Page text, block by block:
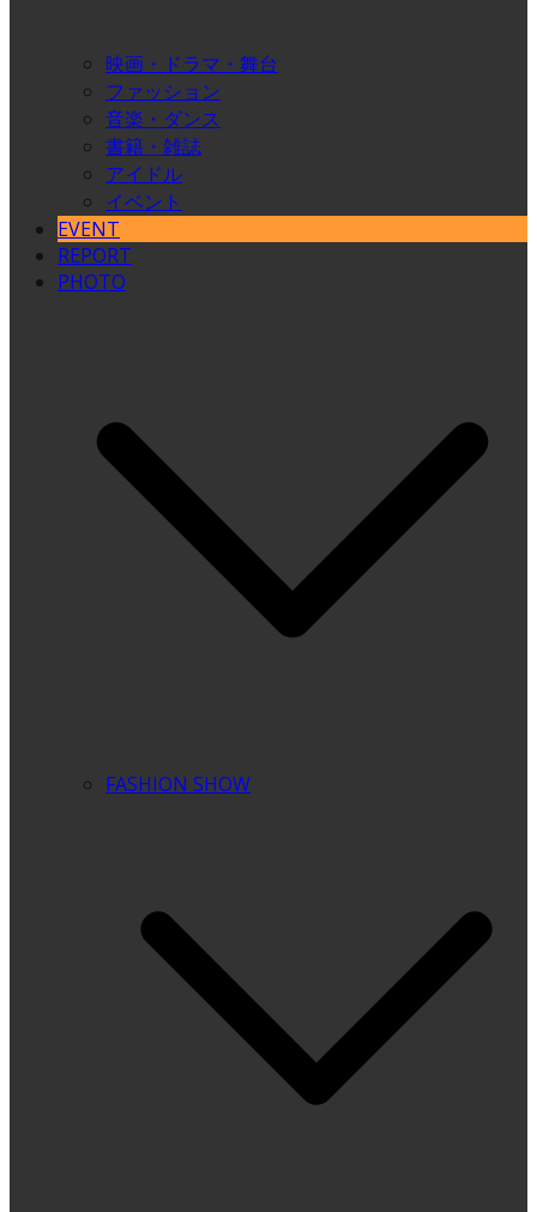
映画・ドラマ・舞台
ファッション
音楽・ダンス
書籍・雑誌
アイドル
イベント
EVENT
REPORT
PHOTO
FASHION SHOW